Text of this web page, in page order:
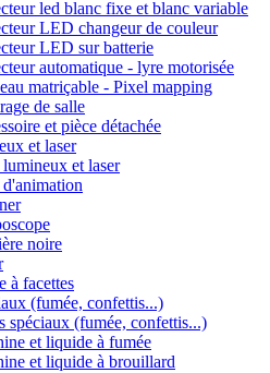
led blanc fixe et blanc variable
LED changeur de couleur
LED sur batterie
automatique - lyre motorisée
matriçable - Pixel mapping
de salle
et pièce détachée
et laser
et laser
noire
à facettes
(fumée, confettis...)
spéciaux (fumée, confettis...)
et liquide à fumée
et liquide à brouillard